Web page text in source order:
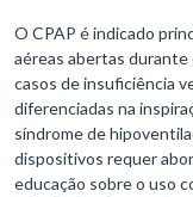
O CPAP é indicado
aéreas abertas durante
casos de insuficiência
diferenciadas na
síndrome de
dispositivos requer
educação sobre o uso